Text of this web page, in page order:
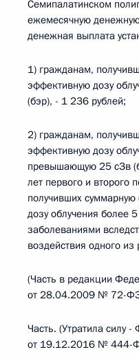
Семипалатинском
ежемесячную
денежная выплата
1) гражданам,
эффективную дозу
(бэр), - 1 236 рублей;
2) гражданам,
эффективную дозу
превышающую 25 сЗв
лет первого и второго
получивших
дозу облучения более
заболеваниями
воздействия одного
(Часть в редакции
от 28.04.2009 № 72-
Часть. (Утратила силу
от 19.12.2016 № 444-